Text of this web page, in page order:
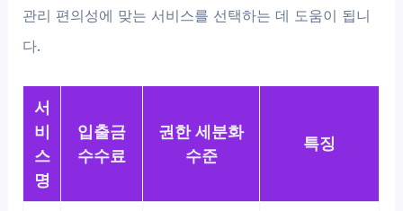
관리 편의성에 맞는 서비스를 선택하는 데 도움이 됩니
다.
서
비
스
명
입출금
수수료
권한 세분화
수준
특징